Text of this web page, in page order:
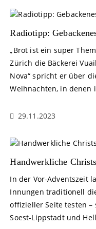
Radiotipp:
„Brot ist ein super
Zürich die Bäckerei
Nova“ spricht er über
Weihnachten, in denen
29.11.2023
Handwerkliche
In der Vor-Adventszeit
Innungen traditionell
offizieller Seite testen –
Soest-Lippstadt und